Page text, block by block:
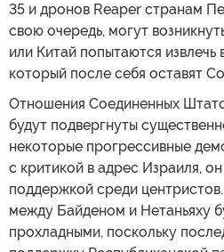
35 и дронов Reaper странам
свою очередь, могут
или Китай попытаются извлечь
который после себя оставят
Отношения Соединенных
будут подвергнуты
некоторые прогрессивные
с критикой в адрес Израиля,
поддержкой среди
между Байденом и Нетаньяху
прохладными, поскольку